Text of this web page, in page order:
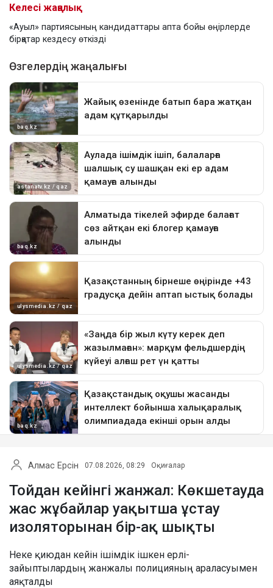
Келесі жаңалық
«Ауыл» партиясының кандидаттары апта бойы өңірлерде
бірқатар кездесу өткізді
Алмас Ерсін 07.08.2026, 08:29 Оқиғалар
Тойдан кейінгі жанжал: Көкшетауда
жас жұбайлар уақытша ұстау
изоляторынан бір-ақ шықты
Неке қиюдан кейін ішімдік ішкен ерлі-
зайыптылардың жанжалы полицияның араласуымен
аяқталды